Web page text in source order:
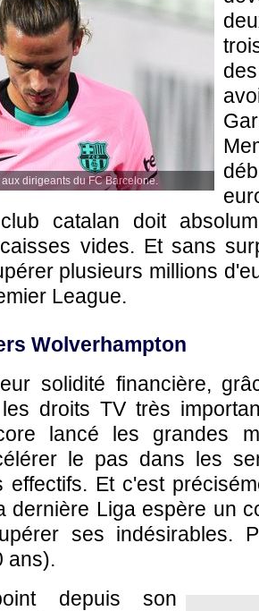
dirigeants du FC Barcelone.
catalan doit
vides. Et sans
plusieurs millions
League.
Wolverhampton
solidité financière,
droits TV très
lancé les grandes
le pas dans les
effectifs. Et c'est
dernière Liga espère un
ses indésirables.
ans).
depuis son